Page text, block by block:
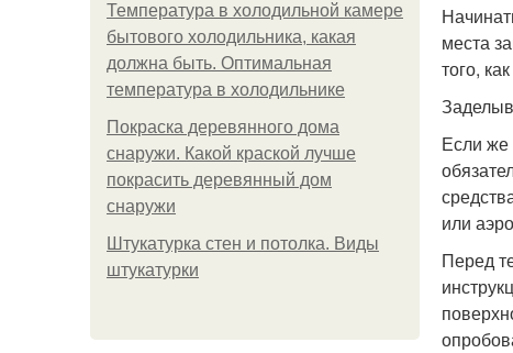
Температура в холодильной камере
бытового холодильника, какая
должна быть. Оптимальная
температура в холодильнике
Покраска деревянного дома
снаружи. Какой краской лучше
покрасить деревянный дом
снаружи
Штукатурка стен и потолка. Виды
штукатурки
места
того,
Если же
или
Перед